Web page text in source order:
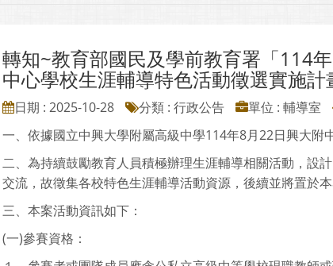
轉知~教育部國民及學前教育署「114
中心學校生涯輔導特色活動徵選實施計
日期 : 2025-10-28 分類 : 行政公告 單位 : 輔導室
一、依據國立中興大學附屬高級中學114年8月22日興大附
二、為持續鼓勵教育人員積極辦理生涯輔導相關活動，設
交流，故徵集各校特色生涯輔導活動資源，後續並將置於
三、本案活動資訊如下：
(一)參賽資格：